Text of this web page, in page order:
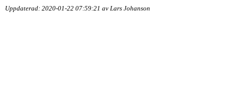
Uppdaterad: 2020-01-22 07:59:21 av Lars Johanson